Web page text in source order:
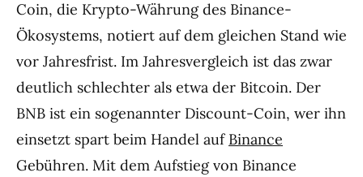
Coin, die Krypto-Währung des Binance-
Ökosystems, notiert auf dem gleichen Stand wie
vor Jahresfrist. Im Jahresvergleich ist das zwar
deutlich schlechter als etwa der Bitcoin. Der
BNB ist ein sogenannter Discount-Coin, wer ihn
einsetzt spart beim Handel auf Binance
Gebühren. Mit dem Aufstieg von Binance